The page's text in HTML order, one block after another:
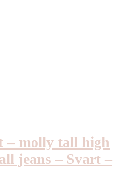
– molly tall high
jeans – Svart –